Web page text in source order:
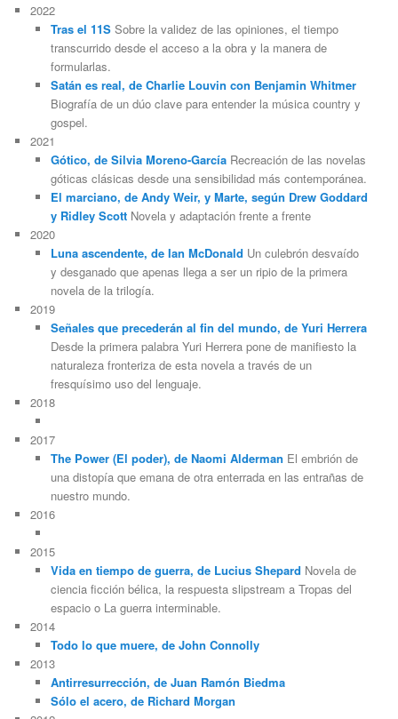
2022
Tras el 11SSobre la validez de las opiniones, el tiempo
transcurrido desde el acceso a la obra y la manera de
formularlas.
Satán es real, de Charlie Louvin con Benjamin Whitmer
Biografía de un dúo clave para entender la música country y
gospel.
2021
Gótico, de Silvia Moreno-GarcíaRecreación de las novelas
góticas clásicas desde una sensibilidad más contemporánea.
El marciano, de Andy Weir, y Marte, según Drew Goddard
y Ridley ScottNovela y adaptación frente a frente
2020
Luna ascendente, de Ian McDonald Un culebrón desvaído
y desganado que apenas llega a ser un ripio de la primera
novela de la trilogía.
2019
Señales que precederán al fin del mundo, de Yuri Herrera
Desde la primera palabra Yuri Herrera pone de manifiesto la
naturaleza fronteriza de esta novela a través de un
fresquísimo uso del lenguaje.
2018
2017
The Power (El poder), de Naomi Alderman El embrión de
una distopía que emana de otra enterrada en las entrañas de
nuestro mundo.
2016
2015
Vida en tiempo de guerra, de Lucius Shepard Novela de
ciencia ficción bélica, la respuesta slipstream a Tropas del
espacio o La guerra interminable.
2014
Todo lo que muere, de John Connolly
2013
Antirresurrección, de Juan Ramón Biedma
Sólo el acero, de Richard Morgan